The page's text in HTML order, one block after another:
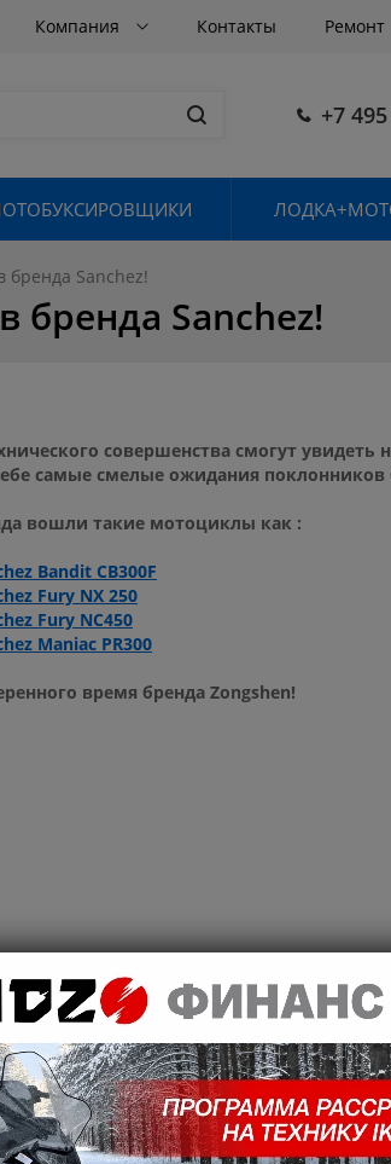
Компания Контакты Ремонт
+7
бренда Sanchez!
бренда Sanchez!
совершенства смогут увидеть
самые смелые ожидания поклонников
вошли такие мотоциклы как :
Bandit CB300F
Fury NX 250
Fury NC450
Maniac PR300
время бренда Zongshen!